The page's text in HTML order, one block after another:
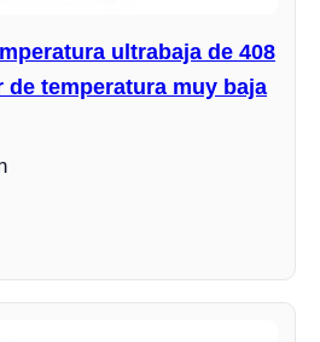
ultrabaja de 408
temperatura muy baja